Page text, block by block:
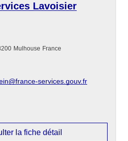
Lavoisier
Mulhouse France
services.gouv.fr
la fiche détail